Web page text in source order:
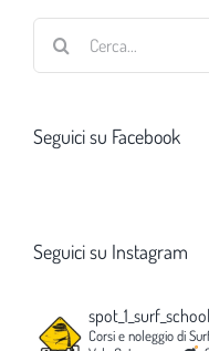
Seguici su Facebook
Seguici su Instagram
spot_1_surf_school
Corsi e noleggio di